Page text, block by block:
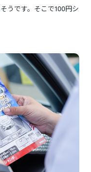
うです。そこで100円シ